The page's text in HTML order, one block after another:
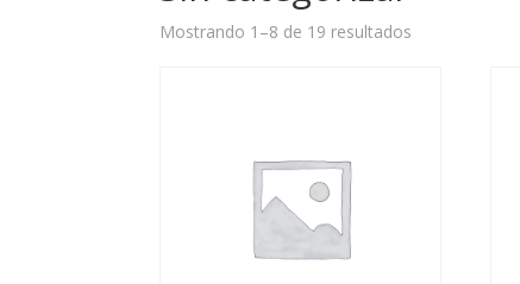
Mostrando 1–8 de 19 resultados